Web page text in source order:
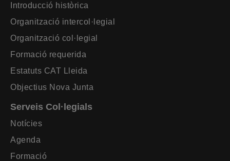
Introducció històrica
Organització intercol·legial
Organització col·legial
Formació requerida
Estatuts CAT Lleida
Objectius Nova Junta
Serveis Col·legials
Notícies
Agenda
Formació